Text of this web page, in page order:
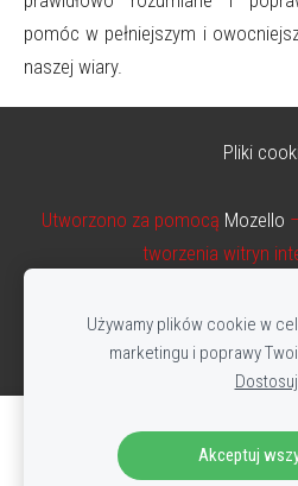
pomóc w pełniejszym i
naszej wiary.
Pliki
Utworzono za pomocą Mozello
tworzenia witryn
Stwórz swoją stronę
internetowy z Mozello.
Używamy plików cookie w
marketingu i poprawy
Dostosuj
Akceptuj